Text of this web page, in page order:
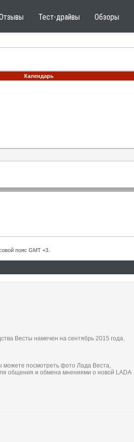
Тест-драйвы Обзоры
Календарь
пояс GMT +3.
Весты намечен на сентябрь 2015 года.
можете посмотреть фото Лада Веста,
общения и обмена мнениями о новой LADA